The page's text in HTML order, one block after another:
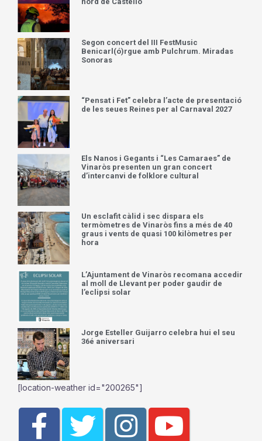
Segon concert del III FestMusic
Benicarl(ó)rgue amb Pulchrum. Miradas
Sonoras
“Pensat i Fet” celebra l’acte de presentació
de les seues Reines per al Carnaval 2027
Els Nanos i Gegants i “Les Camaraes” de
Vinaròs presenten un gran concert
d’intercanvi de folklore cultural
Un esclafit càlid i sec dispara els
termòmetres de Vinaròs fins a més de 40
graus i vents de quasi 100 kilòmetres per
hora
L’Ajuntament de Vinaròs recomana accedir
al moll de Llevant per poder gaudir de
l’eclipsi solar
Jorge Esteller Guijarro celebra hui el seu
36é aniversari
[location-weather id="200265"]